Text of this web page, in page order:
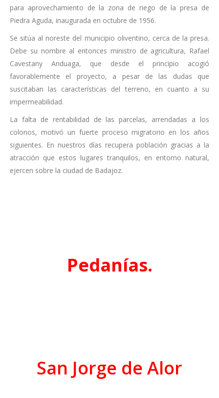
para aprovechamiento de la zona de riego de la presa de
Piedra Aguda, inaugurada en octubre de 1956.
Se sitúa al noreste del municipio oliventino, cerca de la presa.
Debe su nombre al entonces ministro de agricultura, Rafael
Cavestany Anduaga, que desde el principio acogió
favorablemente el proyecto, a pesar de las dudas que
suscitaban las características del terreno, en cuanto a su
impermeabilidad.
La falta de rentabilidad de las parcelas, arrendadas a los
colonos, motivó un fuerte proceso migratorio en los años
siguientes. En nuestros días recupera población gracias a la
atracción que estos lugares tranquilos, en entorno natural,
ejercen sobre la ciudad de Badajoz.
Pedanías.
San Jorge de Alor